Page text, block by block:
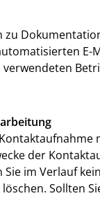
der
im Verlauf
Sollten